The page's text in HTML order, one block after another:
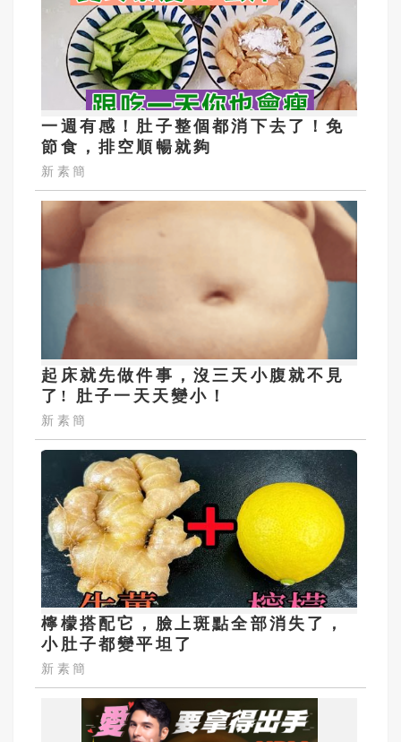
一週有感！肚子整個都消下去了！免
節食，排空順暢就夠
新素簡
起床就先做件事，沒三天小腹就不見
了! 肚子一天天變小！
新素簡
檸檬搭配它，臉上斑點全部消失了，
小肚子都變平坦了
新素簡